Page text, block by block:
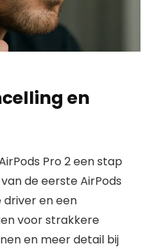
en
Pro 2 een stap
de eerste AirPods
driver en een
voor strakkere
en meer detail bij